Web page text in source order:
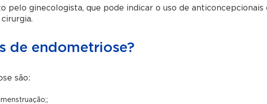
ginecologista, que pode indicar o uso de anticoncepcionais
de endometriose?
são: